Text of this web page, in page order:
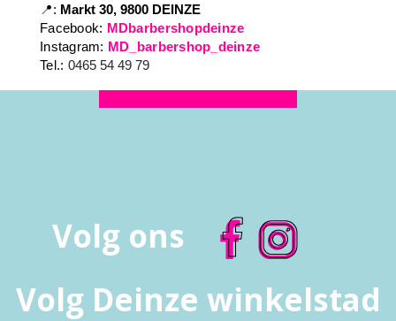
📍: Markt 30, 9800 DEINZE
Facebook: MDbarbershopdeinze
Instagram: MD_barbershop_deinze
Tel.: 0465 54 49 79
Volg ons
Volg Deinze winkelstad